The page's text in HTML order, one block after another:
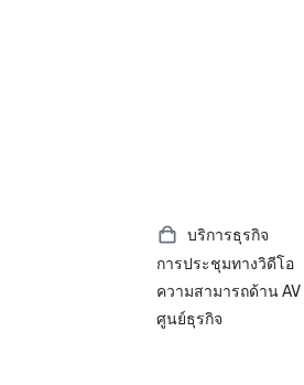
บริการธุรกิจ
การประชุมทางวิดีโอ
ความสามารถด้าน AV
ศูนย์ธุรกิจ